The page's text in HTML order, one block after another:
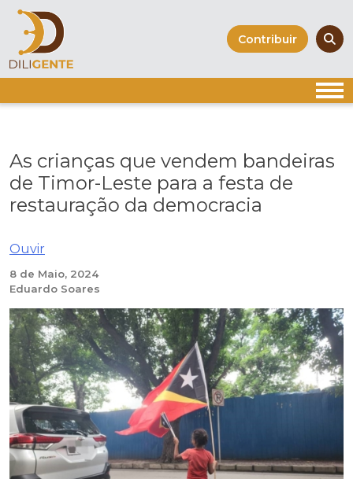
Skip
content
Contribuir
As crianças que vendem bandeiras
de Timor-Leste para a festa de
restauração da democracia
Ouvir
8 de Maio, 2024
Eduardo Soares